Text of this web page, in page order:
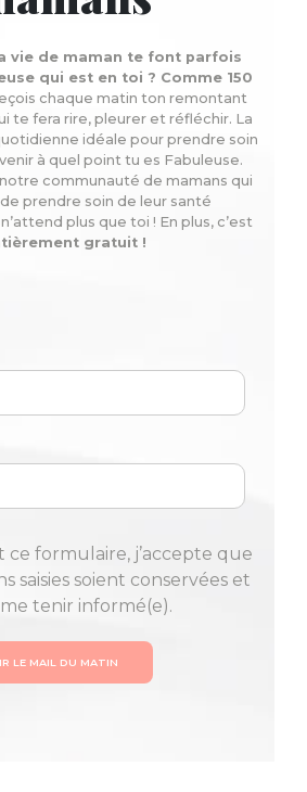
vie de maman te font parfois
qui est en toi ? Comme 150
chaque matin ton remontant
te fera rire, pleurer et réfléchir. La
idéale pour prendre soin
à quel point tu es Fabuleuse.
communauté de mamans qui
prendre soin de leur santé
plus que toi ! En plus, c’est
gratuit !
ce formulaire, j’accepte que
saisies soient conservées et
tenir informé(e).
LE MAIL DU MATIN